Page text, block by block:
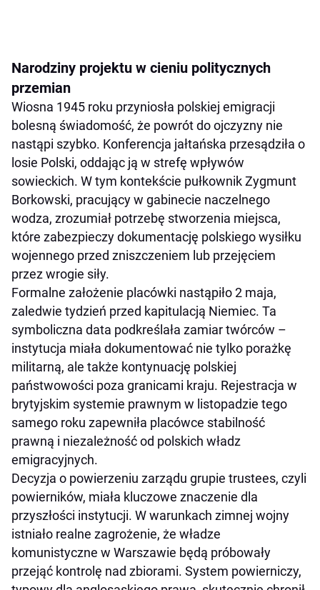
Narodziny projektu w cieniu politycznych
przemian
Wiosna 1945 roku przyniosła polskiej emigracji
bolesną świadomość, że powrót do ojczyzny nie
nastąpi szybko. Konferencja jałtańska przesądziła o
losie Polski, oddając ją w strefę wpływów
sowieckich. W tym kontekście pułkownik Zygmunt
Borkowski, pracujący w gabinecie naczelnego
wodza, zrozumiał potrzebę stworzenia miejsca,
które zabezpieczy dokumentację polskiego wysiłku
wojennego przed zniszczeniem lub przejęciem
przez wrogie siły.
Formalne założenie placówki nastąpiło 2 maja,
zaledwie tydzień przed kapitulacją Niemiec. Ta
symboliczna data podkreślała zamiar twórców –
instytucja miała dokumentować nie tylko porażkę
militarną, ale także kontynuację polskiej
państwowości poza granicami kraju. Rejestracja w
brytyjskim systemie prawnym w listopadzie tego
samego roku zapewniła placówce stabilność
prawną i niezależność od polskich władz
emigracyjnych.
Decyzja o powierzeniu zarządu grupie trustees, czyli
powierników, miała kluczowe znaczenie dla
przyszłości instytucji. W warunkach zimnej wojny
istniało realne zagrożenie, że władze
komunistyczne w Warszawie będą próbowały
przejąć kontrolę nad zbiorami. System powierniczy,